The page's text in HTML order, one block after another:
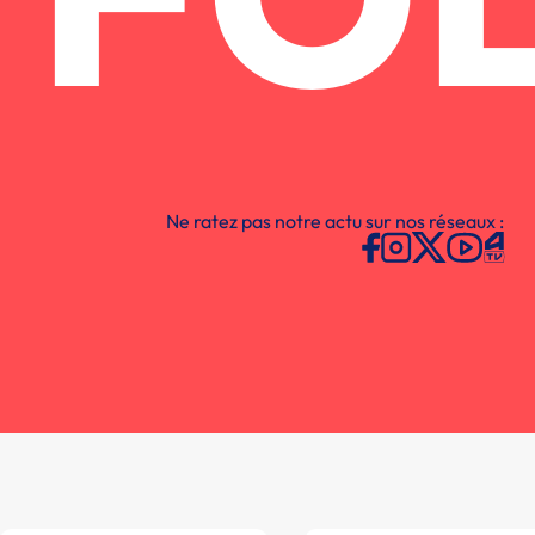
Ne ratez pas notre actu sur nos réseaux :